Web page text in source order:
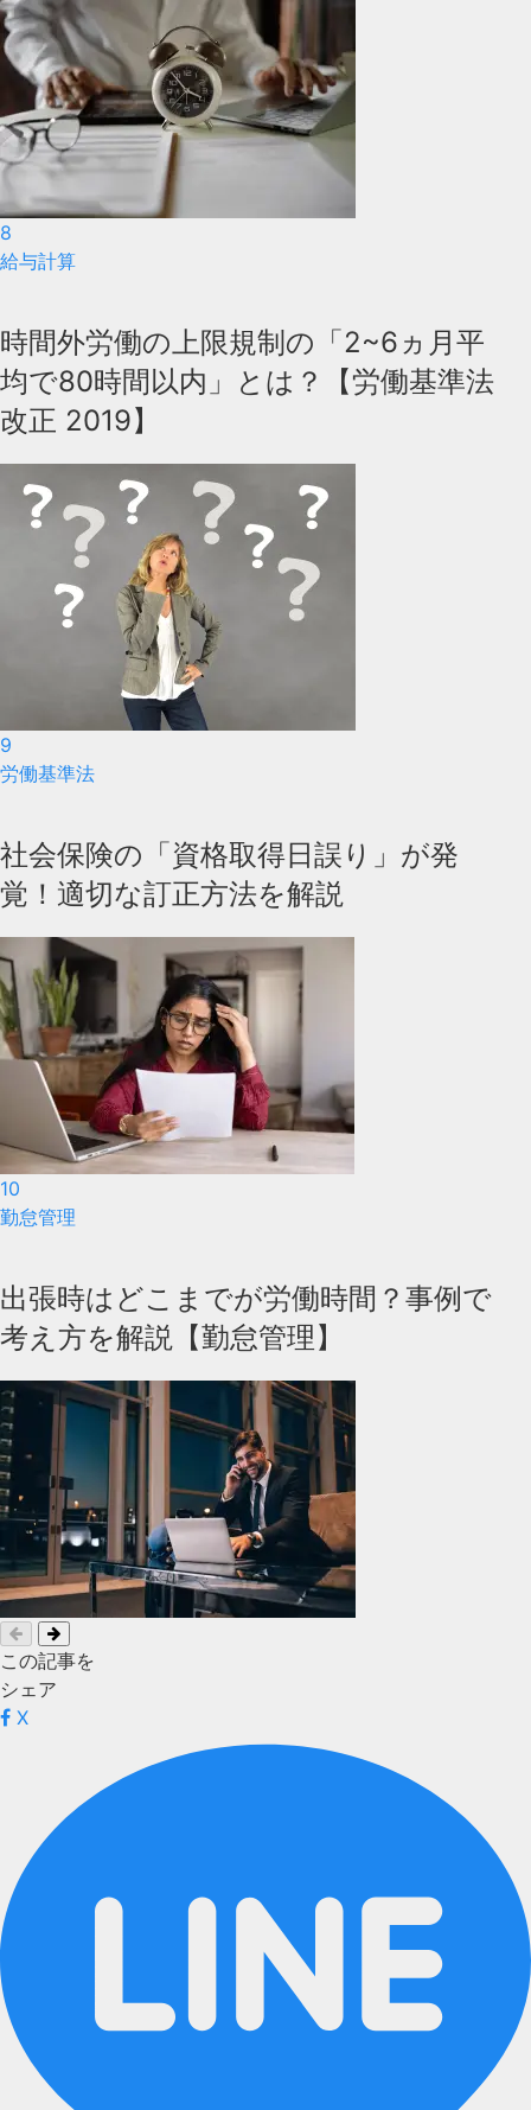
8
給与計算
時間外労働の上限規制の「2~6ヵ月平
均で80時間以内」とは？【労働基準法
改正 2019】
9
労働基準法
社会保険の「資格取得日誤り」が発
覚！適切な訂正方法を解説
10
勤怠管理
出張時はどこまでが労働時間？事例で
考え方を解説【勤怠管理】
この記事を
シェア
X